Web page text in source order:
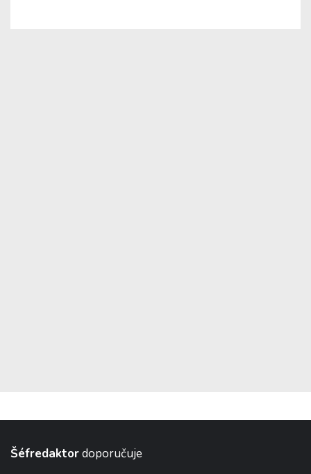
Šéfredaktordoporučuje